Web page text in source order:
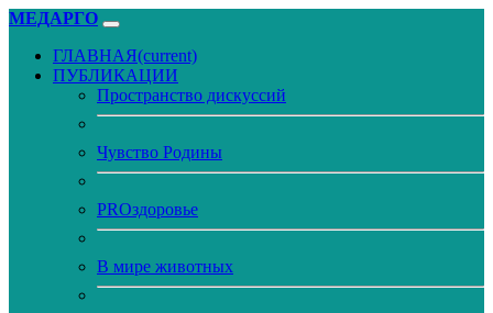
МЕДАРГО
ГЛАВНАЯ(current)
ПУБЛИКАЦИИ
Пространство дискуссий
Чувство Родины
PROздоровье
В мире животных